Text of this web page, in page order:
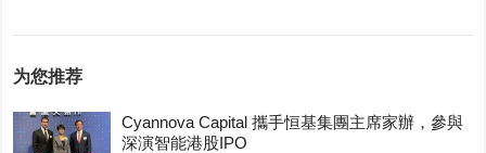
为您推荐
Cyannova Capital 攜手恒基集團主席家辦，參與
深演智能港股IPO